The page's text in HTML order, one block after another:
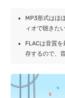
MP3形式はほ
ィオで聴きた
FLACは音質
存するので、